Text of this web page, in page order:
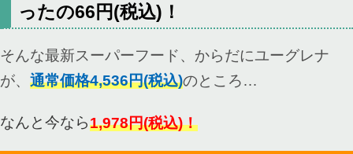
ったの66円(税込)！
そんな最新スーパーフード、からだにユーグレナ
が、 通常価格4,536円(税込)のところ…
なんと今なら1,978円(税込)！